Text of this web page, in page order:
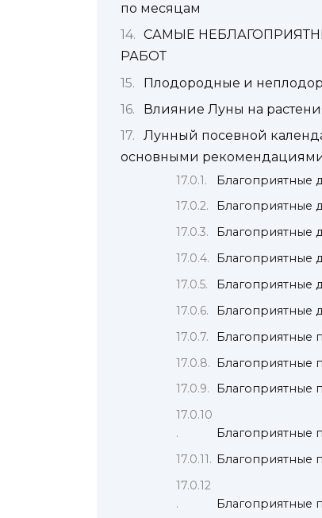
по месяцам
САМЫЕ
РАБОТ
Плодородные и
Влияние Луны на
Лунный посевной
основными
Благоприятные
Благоприятные
Благоприятные
Благоприятные
Благоприятные
Благоприятные
Благоприятные
Благоприятные
Благоприятные
Благоприятные
Благоприятные
Благоприятные